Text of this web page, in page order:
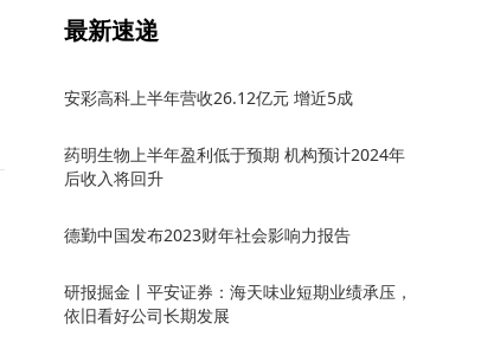
最新速递
安彩高科上半年营收26.12亿元 增近5成
药明生物上半年盈利低于预期 机构预计2024年
后收入将回升
德勤中国发布2023财年社会影响力报告
研报掘金丨平安证券：海天味业短期业绩承压，
依旧看好公司长期发展